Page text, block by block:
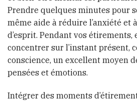
Prendre quelques minutes pour
même aide à réduire l’anxiété et
d’esprit. Pendant vos étirements,
concentrer sur l’instant présent,
conscience, un excellent moyen
pensées et émotions.
Intégrer des moments